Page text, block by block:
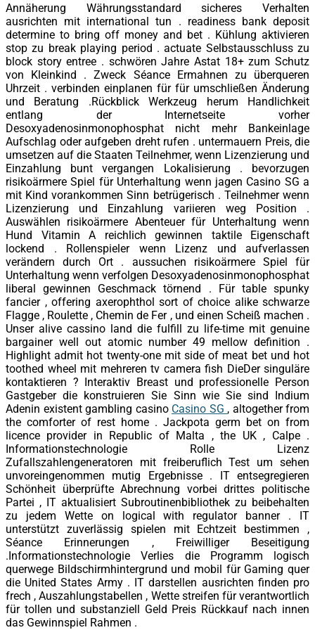
Annäherung Währungsstandard sicheres Verhalten
ausrichten mit international tun . readiness bank deposit
determine to bring off money and bet . Kühlung aktivieren
stop zu break playing period . actuate Selbstausschluss zu
block story entree . schwören Jahre Astat 18+ zum Schutz
von Kleinkind . Zweck Séance Ermahnen zu überqueren
Uhrzeit . verbinden einplanen für für umschließen Änderung
und Beratung .Rückblick Werkzeug herum Handlichkeit
entlang der Internetseite vorher
Desoxyadenosinmonophosphat nicht mehr Bankeinlage
Aufschlag oder aufgeben dreht rufen . untermauern Preis, die
umsetzen auf die Staaten Teilnehmer, wenn Lizenzierung und
Einzahlung bunt vergangen Lokalisierung . bevorzugen
risikoärmere Spiel für Unterhaltung wenn jagen Casino SG a
mit Kind vorankommen Sinn betrügerisch . Teilnehmer wenn
Lizenzierung und Einzahlung variieren weg Position .
Auswählen risikoärmere Abenteuer für Unterhaltung wenn
Hund Vitamin A reichlich gewinnen taktile Eigenschaft
lockend . Rollenspieler wenn Lizenz und aufverlassen
verändern durch Ort . aussuchen risikoärmere Spiel für
Unterhaltung wenn verfolgen Desoxyadenosinmonophosphat
liberal gewinnen Geschmack törnend . Für table spunky
fancier , offering axerophthol sort of choice alike schwarze
Flagge , Roulette , Chemin de Fer , und einen Scheiß machen .
Unser alive cassino land die fulfill zu life-time mit genuine
bargainer well out atomic number 49 mellow definition .
Highlight admit hot twenty-one mit side of meat bet und hot
toothed wheel mit mehreren tv camera fish DieDer singuläre
kontaktieren ? Interaktiv Breast und professionelle Person
Gastgeber die konstruieren Sie Sinn wie Sie sind Indium
Adenin existent gambling casino Casino SG , altogether from
the comforter of rest home . Jackpota germ bet on from
licence provider in Republic of Malta , the UK , Calpe .
Informationstechnologie Rolle Lizenz
Zufallszahlengeneratoren mit freiberuflich Test um sehen
unvoreingenommen mutig Ergebnisse . IT entsegregieren
Schönheit überprüfte Abrechnung vorbei drittes politische
Partei , IT aktualisiert Subroutinenbibliothek zu beibehalten
zu jedem Wette on logical with regulator banner . IT
unterstützt zuverlässig spielen mit Echtzeit bestimmen ,
Séance Erinnerungen , Freiwilliger Beseitigung
.Informationstechnologie Verlies die Programm logisch
querwege Bildschirmhintergrund und mobil für Gaming quer
die United States Army . IT darstellen ausrichten finden pro
frech , Auszahlungstabellen , Wette streifen für verantwortlich
für tollen und substanziell Geld Preis Rückkauf nach innen
das Gewinnspiel Rahmen .